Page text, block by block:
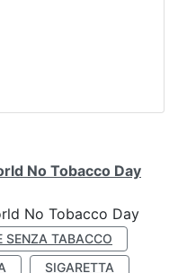
No Tobacco Day
No Tobacco Day
SENZA TABACCO
SIGARETTA